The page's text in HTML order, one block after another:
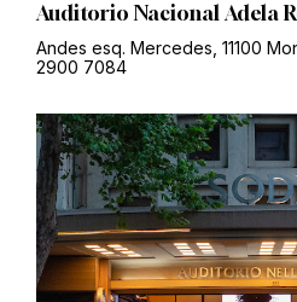
Auditorio Nacional Adela
Andes esq. Mercedes, 11100
2900 7084